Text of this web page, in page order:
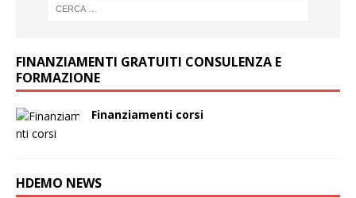
FINANZIAMENTI GRATUITI CONSULENZA E
FORMAZIONE
Finanziamenti corsi
HDEMO NEWS